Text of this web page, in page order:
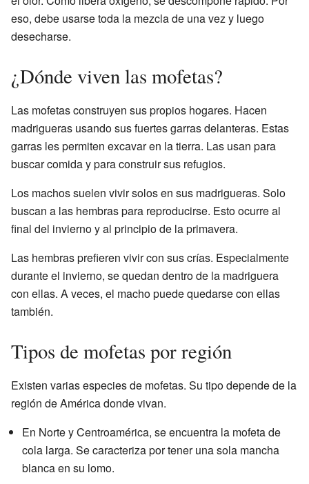
eso, debe usarse toda la mezcla de una vez y luego
desecharse.
¿Dónde viven las mofetas?
Las mofetas construyen sus propios hogares. Hacen
madrigueras usando sus fuertes garras delanteras. Estas
garras les permiten excavar en la tierra. Las usan para
buscar comida y para construir sus refugios.
Los machos suelen vivir solos en sus madrigueras. Solo
buscan a las hembras para reproducirse. Esto ocurre al
final del invierno y al principio de la primavera.
Las hembras prefieren vivir con sus crías. Especialmente
durante el invierno, se quedan dentro de la madriguera
con ellas. A veces, el macho puede quedarse con ellas
también.
Tipos de mofetas por región
Existen varias especies de mofetas. Su tipo depende de la
región de América donde vivan.
En Norte y Centroamérica, se encuentra la mofeta de
cola larga. Se caracteriza por tener una sola mancha
blanca en su lomo.